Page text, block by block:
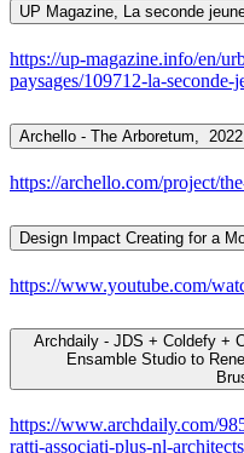
UP Magazine, La seconde
https://up-magazine.info/en/
paysages/109712-la-seconde-
Archello - The Arboretum, 2022
https://archello.com/project/
Design Impact Creating for a
https://www.youtube.com/
Archdaily - JDS + Coldefy +
Ensamble Studio to
https://www.archdaily.com/
ratti-associati-plus-nl-